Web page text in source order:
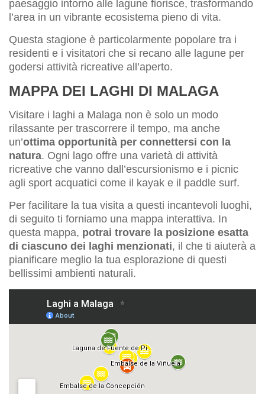
paesaggio intorno alle lagune fiorisce, trasformando
l’area in un vibrante ecosistema pieno di vita.
Questa stagione è particolarmente popolare tra i
residenti e i visitatori che si recano alle lagune per
godersi attività ricreative all’aperto.
MAPPA DEI LAGHI DI MALAGA
Visitare i laghi a Malaga non è solo un modo
rilassante per trascorrere il tempo, ma anche
un’ottima opportunità per connettersi con la
natura. Ogni lago offre una varietà di attività
ricreative che vanno dall’escursionismo e i picnic
agli sport acquatici come il kayak e il paddle surf.
Per facilitare la tua visita a questi incantevoli luoghi,
di seguito ti forniamo una mappa interattiva. In
questa mappa, potrai trovare la posizione esatta
di ciascuno dei laghi menzionati, il che ti aiuterà a
pianificare meglio la tua esplorazione di questi
bellissimi ambienti naturali.